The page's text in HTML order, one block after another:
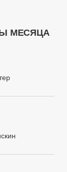
МЕСЯЦА